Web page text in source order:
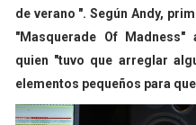
de verano ". Según Andy,
"Masquerade Of
quien "tuvo que arreglar
elementos pequeños para